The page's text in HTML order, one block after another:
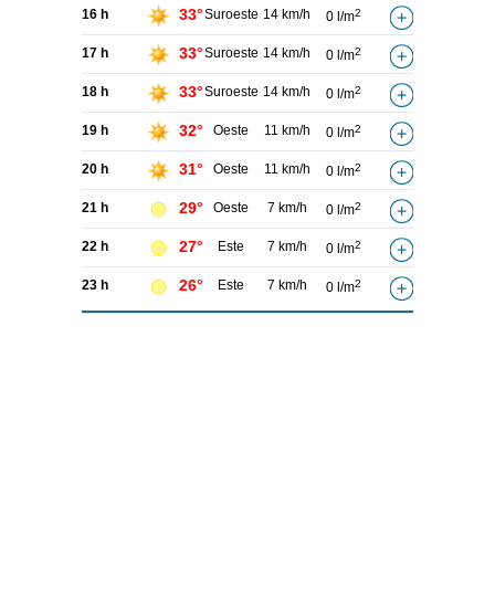
16 h 33°Suroeste 14 km/h 0 l/m2
17 h 33°Suroeste 14 km/h 0 l/m2
18 h 33°Suroeste 14 km/h 0 l/m2
19 h 32° Oeste 11 km/h 0 l/m2
20 h 31° Oeste 11 km/h 0 l/m2
21 h 29° Oeste 7 km/h 0 l/m2
22 h 27° Este 7 km/h 0 l/m2
23 h 26° Este 7 km/h 0 l/m2